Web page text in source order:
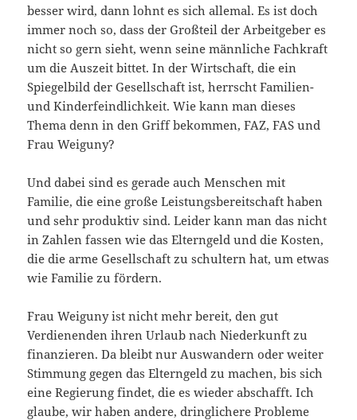
besser wird, dann lohnt es sich allemal. Es ist doch
immer noch so, dass der Großteil der Arbeitgeber es
nicht so gern sieht, wenn seine männliche Fachkraft
um die Auszeit bittet. In der Wirtschaft, die ein
Spiegelbild der Gesellschaft ist, herrscht Familien-
und Kinderfeindlichkeit. Wie kann man dieses
Thema denn in den Griff bekommen, FAZ, FAS und
Frau Weiguny?
Und dabei sind es gerade auch Menschen mit
Familie, die eine große Leistungsbereitschaft haben
und sehr produktiv sind. Leider kann man das nicht
in Zahlen fassen wie das Elterngeld und die Kosten,
die die arme Gesellschaft zu schultern hat, um etwas
wie Familie zu fördern.
Frau Weiguny ist nicht mehr bereit, den gut
Verdienenden ihren Urlaub nach Niederkunft zu
finanzieren. Da bleibt nur Auswandern oder weiter
Stimmung gegen das Elterngeld zu machen, bis sich
eine Regierung findet, die es wieder abschafft. Ich
glaube, wir haben andere, dringlichere Probleme